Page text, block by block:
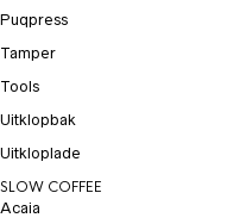
Puqpress
Tamper
Tools
Uitklopbak
Uitkloplade
SLOW COFFEE
Acaia